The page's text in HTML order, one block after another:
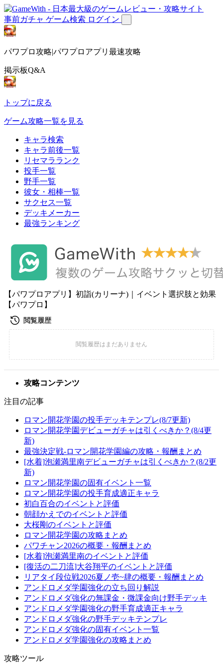
事前ガチャ ゲーム検索 ログイン
パワプロ攻略|パワプロアプリ最速攻略
掲示板Q&A
トップに戻る
ゲーム攻略一覧を見る
キャラ検索
キャラ前後一覧
リセマラランク
投手一覧
野手一覧
彼女・相棒一覧
サクセス一覧
デッキメーカー
最強ランキング
【パワプロアプリ】初詣(カリーナ)｜イベント選択肢と効果
【パワプロ】
攻略コンテンツ
注目の記事
ロマン開花学園の投手デッキテンプレ(8/7更新)
ロマン開花学園デビューガチャは引くべきか？(8/4更
新)
最強決定戦-ロマン開花学園編の攻略・報酬まとめ
[水着]泡瀬満里南デビューガチャは引くべきか？(8/2更
新)
ロマン開花学園の固有イベント一覧
ロマン開花学園の投手育成適正キャラ
初白百合のイベントと評価
朝顔かえでのイベントと評価
大桜剛のイベントと評価
ロマン開花学園の攻略まとめ
パワチャン2026の概要・報酬まとめ
[水着]泡瀬満里南のイベントと評価
[復活の二刀流]大谷翔平のイベントと評価
リアタイ段位戦2026夏ノ壱~肆の概要・報酬まとめ
アンドロメダ学園強化の立ち回り解説
アンドロメダ強化の無課金・微課金向け野手デッキ
アンドロメダ学園強化の野手育成適正キャラ
アンドロメダ強化の野手デッキテンプレ
アンドロメダ強化の固有イベント一覧
アンドロメダ学園強化の攻略まとめ
攻略ツール